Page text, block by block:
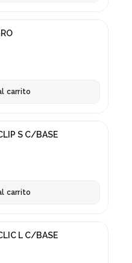
carrito
S C/BASE
carrito
L C/BASE